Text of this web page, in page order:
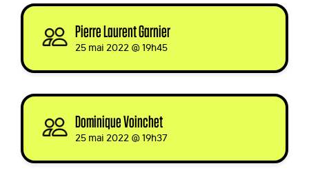
Pierre Laurent Garnier
25 mai 2022 @ 19h45
Dominique Voinchet
25 mai 2022 @ 19h37